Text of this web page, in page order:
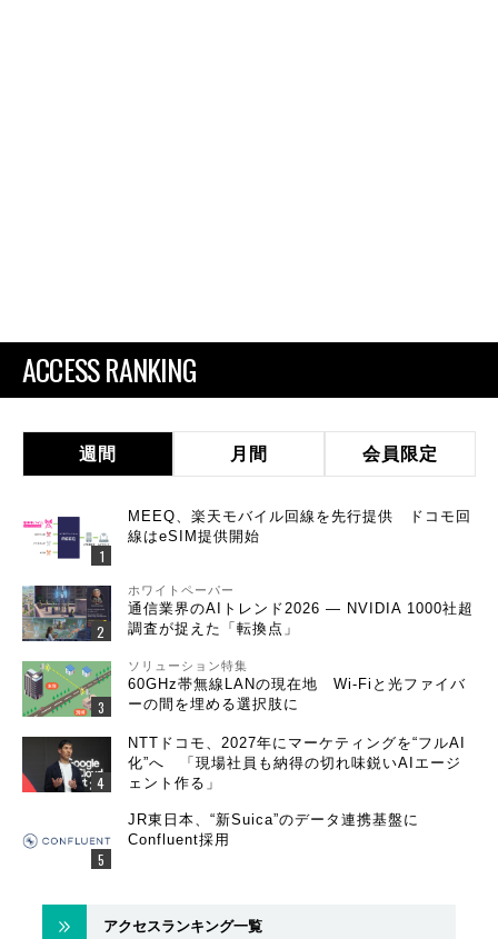
ACCESS RANKING
週間 月間 会員限定
MEEQ、楽天モバイル回線を先行提供 ドコモ回
線はeSIM提供開始
ホワイトペーパー
通信業界のAIトレンド2026 ― NVIDIA 1000社超
調査が捉えた「転換点」
ソリューション特集
60GHz帯無線LANの現在地 Wi-Fiと光ファイバ
ーの間を埋める選択肢に
NTTドコモ、2027年にマーケティングを“フルAI
化”へ 「現場社員も納得の切れ味鋭いAIエージ
ェント作る」
JR東日本、“新Suica”のデータ連携基盤に
Confluent採用
アクセスランキング一覧